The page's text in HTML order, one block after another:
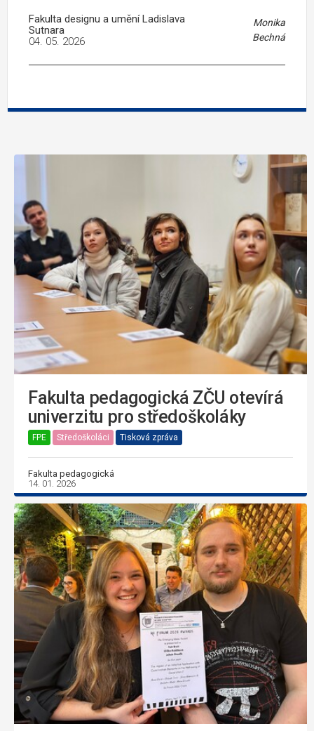
Fakulta designu a umění Ladislava
Sutnara
Monika
Bechná
04. 05. 2026
Fakulta pedagogická ZČU otevírá
univerzitu pro středoškoláky
FPE Středoškoláci Tisková zpráva
Fakulta pedagogická
14. 01. 2026